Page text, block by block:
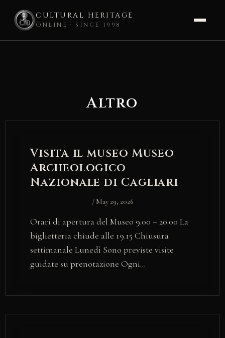
CULTURAL HERITAGE
ONLINE · SINCE 1998
Altro
Visita il museo Museo
Archeologico
Nazionale di Cagliari
/ May 29, 2026
Orari di apertura del Museo 9.00 – 20.00 La
biglietteria chiude alle 19.15 Chiusura
settimanale Lunedì Sono previste visite
guidate su prenotazione Ogni…